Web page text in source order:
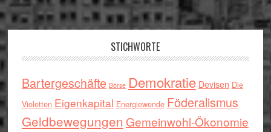
STICHWORTE
Bartergeschäfte Börse Demokratie Devisen Die
Violetten Eigenkapital Energiewende Föderalismus
Geldbewegungen Gemeinwohl-Ökonomie